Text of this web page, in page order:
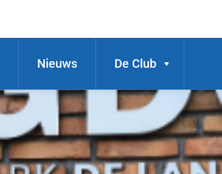
Nieuws De Club